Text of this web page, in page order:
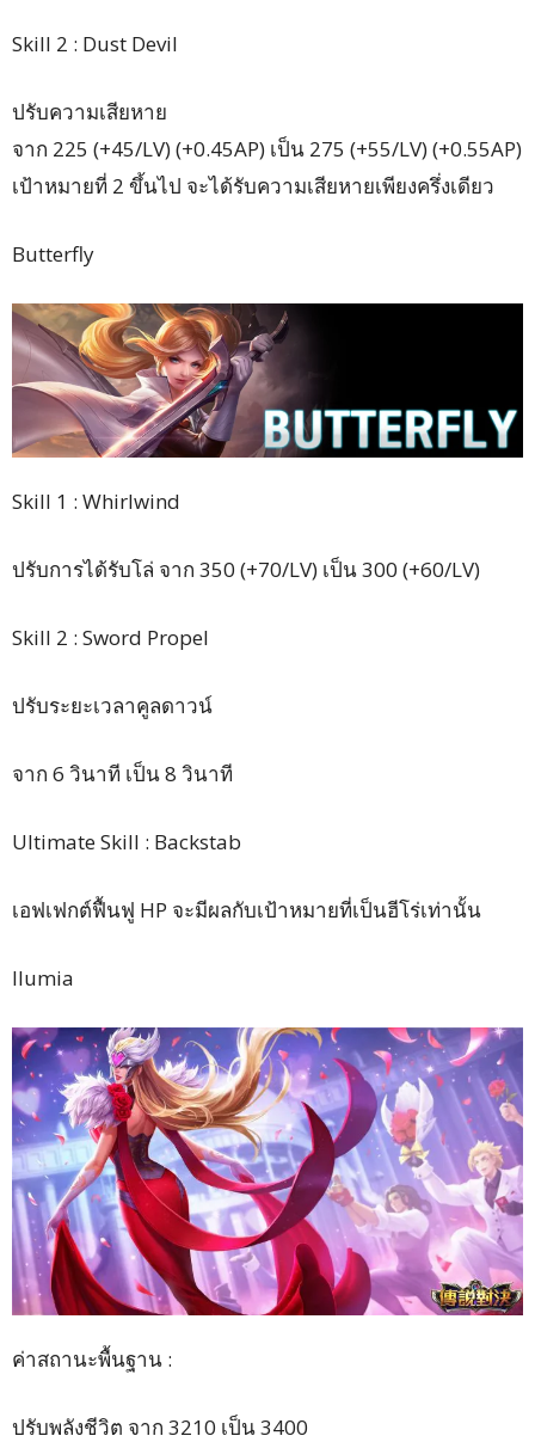
Skill 2 : Dust Devil
ปรับความเสียหาย
จาก 225 (+45/LV) (+0.45AP) เป็น 275 (+55/LV) (+0.55AP)
เป้าหมายที่ 2 ขึ้นไป จะได้รับความเสียหายเพียงครึ่งเดียว
Butterfly
Skill 1 : Whirlwind
ปรับการได้รับโล่ จาก 350 (+70/LV) เป็น 300 (+60/LV)
Skill 2 : Sword Propel
ปรับระยะเวลาคูลดาวน์
จาก 6 วินาที เป็น 8 วินาที
Ultimate Skill : Backstab
เอฟเฟกต์ฟื้นฟู HP จะมีผลกับเป้าหมายที่เป็นฮีโร่เท่านั้น
Ilumia
ค่าสถานะพื้นฐาน :
ปรับพลังชีวิต จาก 3210 เป็น 3400